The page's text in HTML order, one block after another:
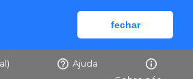
fechar
Ajuda